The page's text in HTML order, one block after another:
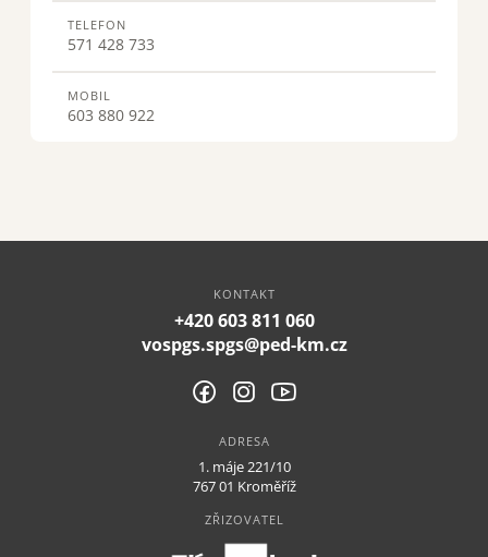
STŘEDNÍ ŠKOLA
TELEFON
571 428 733
MOBIL
603 880 922
KONTAKT
+420 603 811 060
vospgs.spgs@ped-km.cz
ADRESA
1. máje 221/10
767 01 Kroměříž
ZŘIZOVATEL